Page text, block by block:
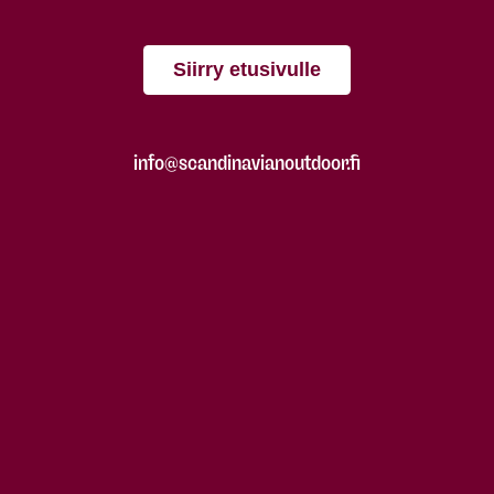
Siirry etusivulle
info@scandinavianoutdoor.fi